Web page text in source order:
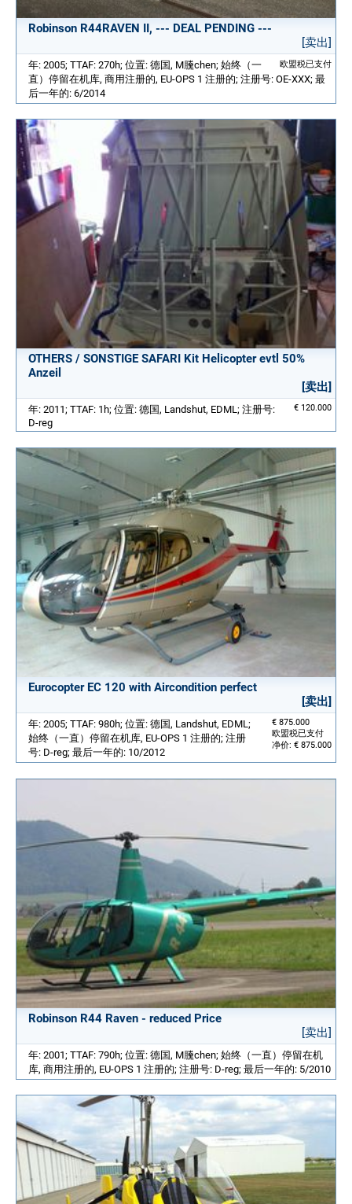
Robinson R44RAVEN II, --- DEAL PENDING ---
[卖出]
欧盟税已支付
年: 2005; TTAF: 270h; 位置: 德国, M黱chen; 始终（一
直）停留在机库, 商用注册的, EU-OPS 1 注册的; 注册号: OE-XXX; 最
后一年的: 6/2014
OTHERS / SONSTIGE SAFARI Kit Helicopter evtl 50%
Anzeil
[卖出]
€ 120.000
年: 2011; TTAF: 1h; 位置: 德国, Landshut, EDML; 注册号:
D-reg
Eurocopter EC 120 with Aircondition perfect
[卖出]
€ 875.000
欧盟税已支付
净价: € 875.000
年: 2005; TTAF: 980h; 位置: 德国, Landshut, EDML;
始终（一直）停留在机库, EU-OPS 1 注册的; 注册
号: D-reg; 最后一年的: 10/2012
Robinson R44 Raven - reduced Price
[卖出]
年: 2001; TTAF: 790h; 位置: 德国, M黱chen; 始终（一直）停留在机
库, 商用注册的, EU-OPS 1 注册的; 注册号: D-reg; 最后一年的: 5/2010